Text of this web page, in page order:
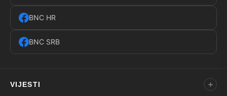
BNC HR
BNC SRB
VIJESTI